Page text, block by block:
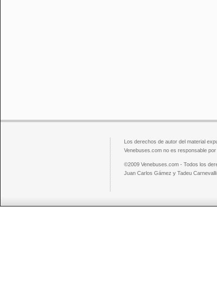
Los derechos de autor del material
Venebuses.com no es responsable
©2009 Venebuses.com - Todos los
Juan Carlos Gámez y Tadeu Carnevalli